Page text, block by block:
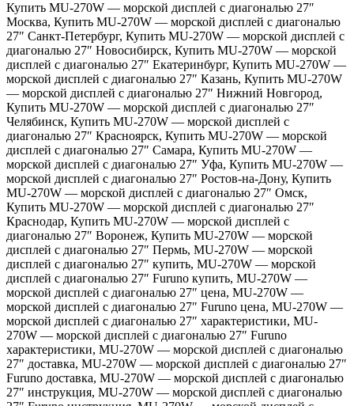
Купить MU-270W — морской дисплей с диагональю 27″
Москва, Купить MU-270W — морской дисплей с диагональю
27″ Санкт-Петербург, Купить MU-270W — морской дисплей с
диагональю 27″ Новосибирск, Купить MU-270W — морской
дисплей с диагональю 27″ Екатеринбург, Купить MU-270W —
морской дисплей с диагональю 27″ Казань, Купить MU-270W
— морской дисплей с диагональю 27″ Нижний Новгород,
Купить MU-270W — морской дисплей с диагональю 27″
Челябинск, Купить MU-270W — морской дисплей с
диагональю 27″ Красноярск, Купить MU-270W — морской
дисплей с диагональю 27″ Самара, Купить MU-270W —
морской дисплей с диагональю 27″ Уфа, Купить MU-270W —
морской дисплей с диагональю 27″ Ростов-на-Дону, Купить
MU-270W — морской дисплей с диагональю 27″ Омск,
Купить MU-270W — морской дисплей с диагональю 27″
Краснодар, Купить MU-270W — морской дисплей с
диагональю 27″ Воронеж, Купить MU-270W — морской
дисплей с диагональю 27″ Пермь, MU-270W — морской
дисплей с диагональю 27″ купить, MU-270W — морской
дисплей с диагональю 27″ Furuno купить, MU-270W —
морской дисплей с диагональю 27″ цена, MU-270W —
морской дисплей с диагональю 27″ Furuno цена, MU-270W —
морской дисплей с диагональю 27″ характеристики, MU-
270W — морской дисплей с диагональю 27″ Furuno
характеристики, MU-270W — морской дисплей с диагональю
27″ доставка, MU-270W — морской дисплей с диагональю 27″
Furuno доставка, MU-270W — морской дисплей с диагональю
27″ инструкция, MU-270W — морской дисплей с диагональю